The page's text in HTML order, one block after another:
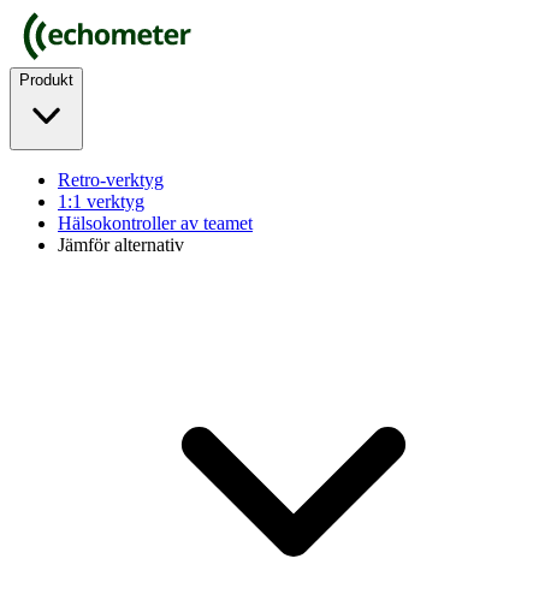
Produkt
Retro-verktyg
1:1 verktyg
Hälsokontroller av teamet
Jämför alternativ